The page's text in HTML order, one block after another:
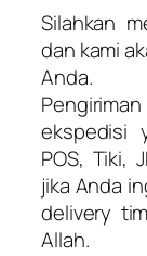
Silahkan
dan kami
Anda.
ekspedisi
POS, Tiki,
jika Anda
delivery
Allah.